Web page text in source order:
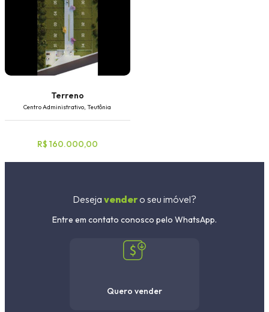
Terreno
Centro Administrativo, Teutônia
R$ 160.000,00
Deseja vendero seu imóvel?
Entre em contato conosco pelo WhatsApp.
Quero vender